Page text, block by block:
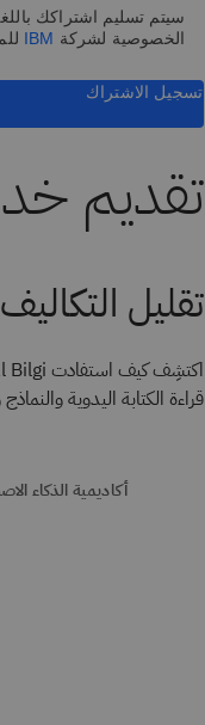
سيتم تسليم اشتراكك
الخصوصية لشركة
تسجيل الاشتراك
تقديم
تقليل
قراءة الكتابة اليدوية
أكاديمية الذكاء